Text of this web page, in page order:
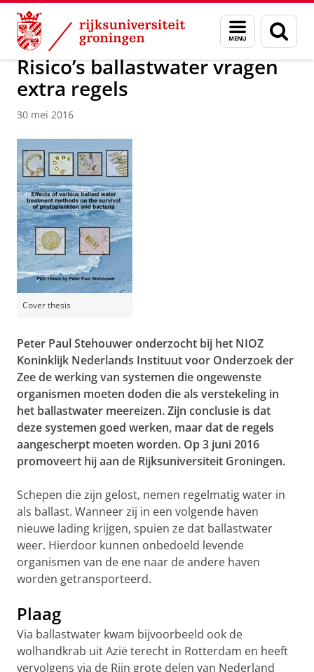
Skip
Content
Skip
Navigation
Menu
en
zoeken
Over ons Actueel Nieuws Nieuwsberichten
Risico’s ballastwater vragen
extra regels
30 mei 2016
Cover thesis
Peter Paul Stehouwer onderzocht bij het NIOZ
Koninklijk Nederlands Instituut voor Onderzoek der
Zee de werking van systemen die ongewenste
organismen moeten doden die als verstekeling in
het ballastwater meereizen. Zijn conclusie is dat
deze systemen goed werken, maar dat de regels
aangescherpt moeten worden. Op 3 juni 2016
promoveert hij aan de Rijksuniversiteit Groningen.
Schepen die zijn gelost, nemen regelmatig water in
als ballast. Wanneer zij in een volgende haven
nieuwe lading krijgen, spuien ze dat ballastwater
weer. Hierdoor kunnen onbedoeld levende
organismen van de ene naar de andere haven
worden getransporteerd.
Plaag
Via ballastwater kwam bijvoorbeeld ook de
wolhandkrab uit Azië terecht in Rotterdam en heeft
vervolgens via de Rijn grote delen van Nederland